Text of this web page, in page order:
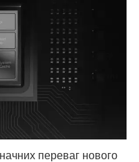
переваг нового